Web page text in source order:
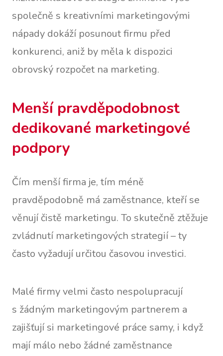
společně s kreativními marketingovými
nápady dokáží posunout firmu před
konkurenci, aniž by měla k dispozici
obrovský rozpočet na marketing.
Menší pravděpodobnost
dedikované marketingové
podpory
Čím menší firma je, tím méně
pravděpodobně má zaměstnance, kteří se
věnují čistě marketingu. To skutečně ztěžuje
zvládnutí marketingových strategií – ty
často vyžadují určitou časovou investici.
Malé firmy velmi často nespolupracují
s žádným marketingovým partnerem a
zajišťují si marketingové práce samy, i když
mají málo nebo žádné zaměstnance